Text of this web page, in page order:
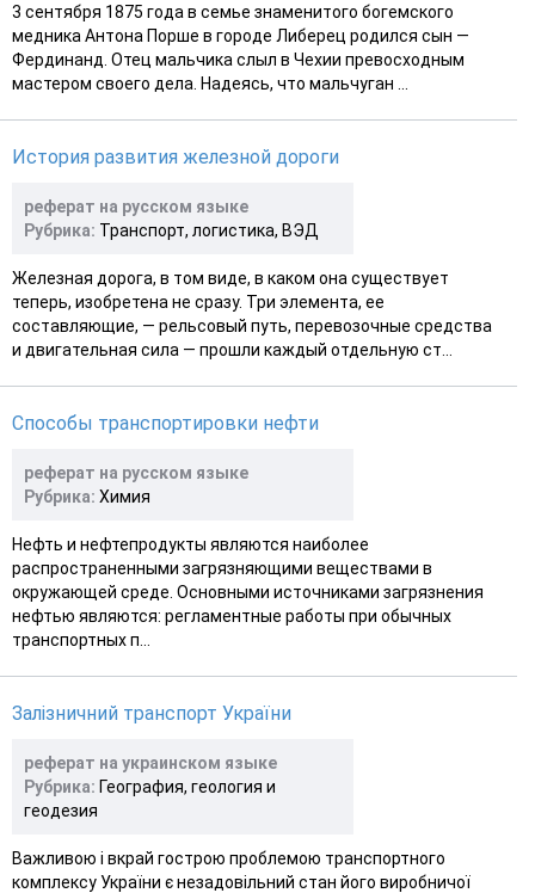
3 сентября 1875 года в семье знаменитого богемского
медника Антона Порше в городе Либерец родился сын —
Фердинанд. Отец мальчика слыл в Чехии превосходным
мастером своего дела. Надеясь, что мальчуган ...
История развития железной дороги
реферат на русском языке
Рубрика: Транспорт, логистика, ВЭД
Железная дорога, в том виде, в каком она существует
теперь, изобретена не сразу. Три элемента, ее
составляющие, — рельсовый путь, перевозочные средства
и двигательная сила — прошли каждый отдельную ст...
Способы транспортировки нефти
реферат на русском языке
Рубрика: Химия
Нефть и нефтепродукты являются наиболее
распространенными загрязняющими веществами в
окружающей среде. Основными источниками загрязнения
нефтью являются: регламентные работы при обычных
транспортных п...
Залізничний транспорт України
реферат на украинском языке
Рубрика: География, геология и
геодезия
Важливою і вкрай гострою проблемою транспортного
комплексу України є незадовільний стан його виробничої